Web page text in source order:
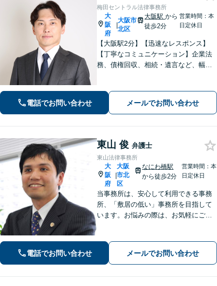
梅田セントラル法律事務所
大
阪
府
|
大阪市
北区
大阪駅から
徒歩2分
営業時間：本
日定休日
【大阪駅2分】【迅速なレスポンス】
【丁寧なコミュニケーション】企業法
務、債権回収、相続・遺言など、幅広
意識しております。お気軽にご相談く
ださい。【企業顧問実績多数】
電話でお問い合わせ メールでお問い合わせ
東山 俊 弁護士
東山法律事務所
大
阪
府
|
大阪
市北
区
なにわ橋駅
から徒歩2分
営業時間：本
日定休日
当事務所は、安心して利用できる事務
所、「敷居の低い」事務所を目指して
います。お悩みの際は、お気軽にご相
電話でお問い合わせ メールでお問い合わせ